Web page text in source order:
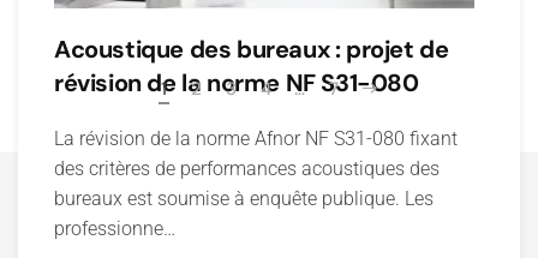
Acoustique des bureaux : projet de
révision de la norme NF S31-080
La révision de la norme Afnor NF S31-080 fixant
des critères de performances acoustiques des
bureaux est soumise à enquête publique. Les
professionne…
1 2 3 4 … 7